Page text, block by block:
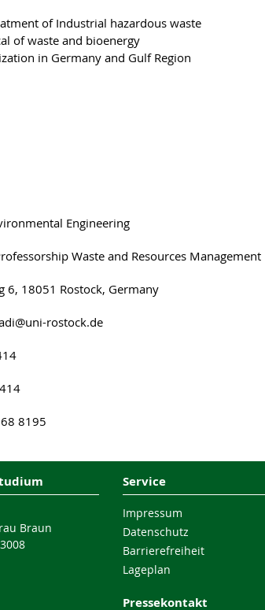
of Industrial hazardous waste
of waste and bioenergy
in Germany and Gulf Region
Engineering
Waste and Resources Management
6, 18051 Rostock, Germany
rostock.de
8195
Braun
Service
Impressum
Datenschutz
Barrierefreiheit
Lageplan
Pressekontakt